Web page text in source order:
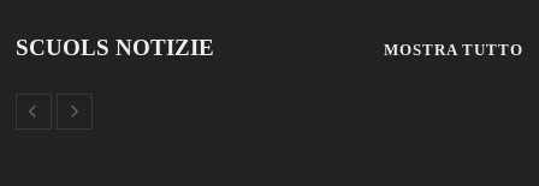
SCUOLS NOTIZIE MOSTRA TUTTO